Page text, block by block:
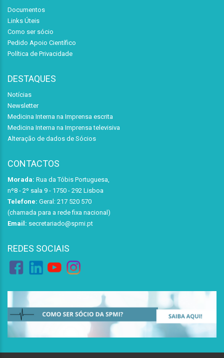
Documentos
Links Úteis
Como ser sócio
Pedido Apoio Científico
Política de Privacidade
DESTAQUES
Notícias
Newsletter
Medicina Interna na Imprensa escrita
Medicina Interna na Imprensa televisiva
Alteração de dados de Sócios
CONTACTOS
Morada: Rua da Tóbis Portuguesa,
nº8 - 2º sala 9 - 1750 - 292 Lisboa
Telefone: Geral: 217 520 570
(chamada para a rede fixa nacional)
Email: secretariado@spmi.pt
REDES SOCIAIS